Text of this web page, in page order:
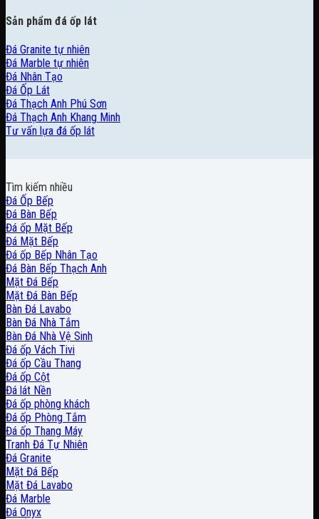
Sản phẩm đá ốp lát
Đá Granite tự nhiên
Đá Marble tự nhiên
Đá Nhân Tạo
Đá Ốp Lát
Đá Thạch Anh Phú Sơn
Đá Thạch Anh Khang Minh
Tư vấn lựa đá ốp lát
Tìm kiếm nhiều
Đá Ốp Bếp
Đá Bàn Bếp
Đá ốp Mặt Bếp
Đá Mặt Bếp
Đá ốp Bếp Nhân Tạo
Đá Bàn Bếp Thạch Anh
Mặt Đá Bếp
Mặt Đá Bàn Bếp
Bàn Đá Lavabo
Bàn Đá Nhà Tắm
Bàn Đá Nhà Vệ Sinh
Đá ốp Vách Tivi
Đá ốp Cầu Thang
Đá ốp Cột
Đá lát Nền
Đá ốp phòng khách
Đá ốp Phòng Tắm
Đá ốp Thang Máy
Tranh Đá Tự Nhiên
Đá Granite
Mặt Đá Bếp
Mặt Đá Lavabo
Đá Marble
Đá Onyx